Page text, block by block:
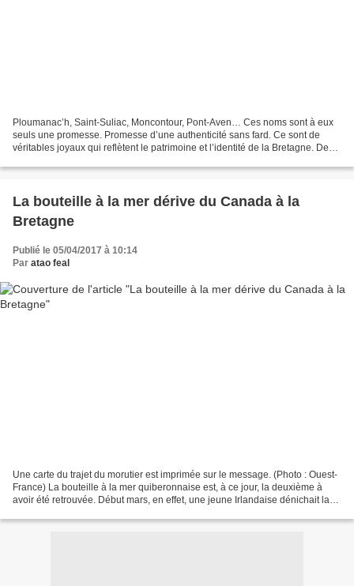
Ploumanac’h, Saint-Suliac, Moncontour, Pont-Aven… Ces noms sont à eux
seuls une promesse. Promesse d’une authenticité sans fard. Ce sont de
véritables joyaux qui reflètent le patrimoine et l’identité de la Bretagne. Des
La bouteille à la mer dérive du Canada à la
Bretagne
Publié le 05/04/2017 à 10:14
Par atao feal
Une carte du trajet du morutier est imprimée sur le message. (Photo : Ouest-
France) La bouteille à la mer quiberonnaise est, à ce jour, la deuxième à
avoir été retrouvée. Début mars, en effet, une jeune Irlandaise dénichait la